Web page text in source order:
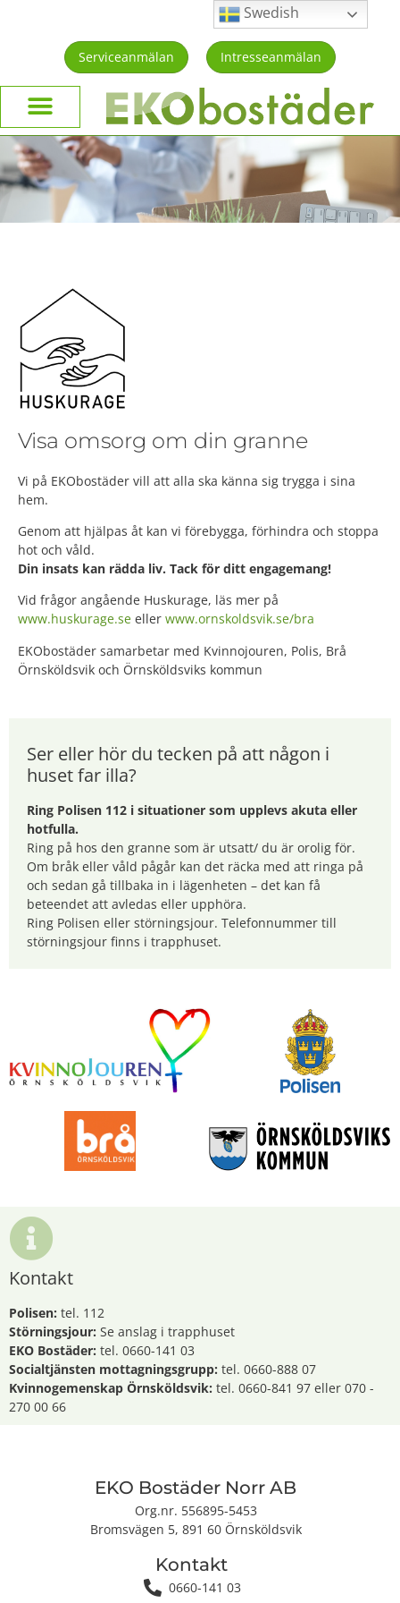
Serviceanmälan Intresseanmälan
Visa omsorg om din granne
Vi på EKObostäder vill att alla ska känna sig trygga i sina
hem.
Genom att hjälpas åt kan vi förebygga, förhindra och stoppa
hot och våld.
Din insats kan rädda liv. Tack för ditt engagemang!
Vid frågor angående Huskurage, läs mer på
www.huskurage.se eller www.ornskoldsvik.se/bra
EKObostäder samarbetar med Kvinnojouren, Polis, Brå
Örnsköldsvik och Örnsköldsviks kommun
Ser eller hör du tecken på att någon i
huset far illa?
Ring Polisen 112 i situationer som upplevs akuta eller
hotfulla.
Ring på hos den granne som är utsatt/ du är orolig för.
Om bråk eller våld pågår kan det räcka med att ringa på
och sedan gå tillbaka in i lägenheten – det kan få
beteendet att avledas eller upphöra.
Ring Polisen eller störningsjour. Telefonnummer till
störningsjour finns i trapphuset.
Kontakt
Polisen: tel. 112
Störningsjour: Se anslag i trapphuset
EKO Bostäder: tel. 0660-141 03
Socialtjänsten mottagningsgrupp: tel. 0660-888 07
Kvinnogemenskap Örnsköldsvik: tel. 0660-841 97 eller 070 -
270 00 66
EKO Bostäder Norr AB
Org.nr. 556895-5453
Bromsvägen 5, 891 60 Örnsköldsvik
Kontakt
0660-141 03
Swedish